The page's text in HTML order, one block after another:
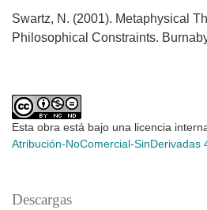
Swartz, N. (2001). Metaphysical
Philosophical Constraints.
Esta obra está bajo una licencia
Atribución-NoComercial-SinDerivadas
Descargas